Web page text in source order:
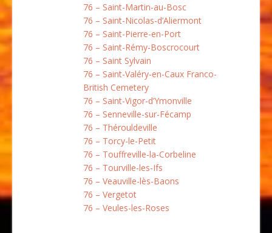
76 – Saint-Martin-au-Bosc
76 – Saint-Nicolas-d’Aliermont
76 – Saint-Pierre-en-Port
76 – Saint-Rémy-Boscrocourt
76 – Saint Sylvain
76 – Saint-Valéry-en-Caux Franco-
British Cemetery
76 – Saint-Vigor-d’Ymonville
76 – Senneville-sur-Fécamp
76 – Thérouldeville
76 – Torcy-le-Petit
76 – Touffreville-la-Corbeline
76 – Tourville-les-Ifs
76 – Veauville-lès-Baons
76 – Vergetot
76 – Veules-les-Roses